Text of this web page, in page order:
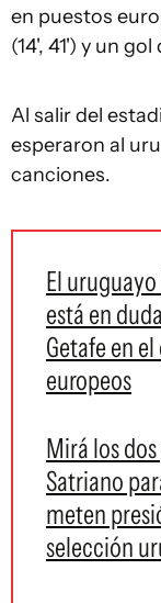
en puestos
(14', 41') y un
Al salir del
esperaron al
canciones.
El
está en
Getafe en
europeos
Mirá los
Satriano
meten
selección